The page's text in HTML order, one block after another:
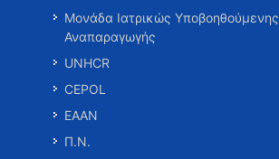
Μονάδα Ιατρικώς Υποβοηθούμενης
Αναπαραγωγής
UNHCR
CEPOL
ΕΑΑΝ
Π.Ν.